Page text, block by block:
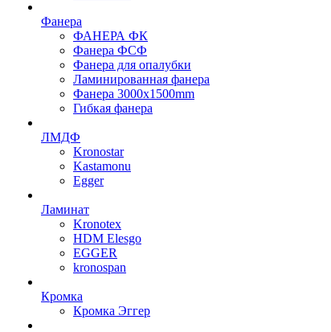
Фанера
ФАНЕРА ФК
Фанера ФСФ
Фанера для опалубки
Ламинированная фанера
Фанера 3000х1500mm
Гибкая фанера
ЛМДФ
Kronostar
Kastamonu
Egger
Ламинат
Kronotex
HDM Elesgo
EGGER
kronospan
Кромка
Кромка Эггер